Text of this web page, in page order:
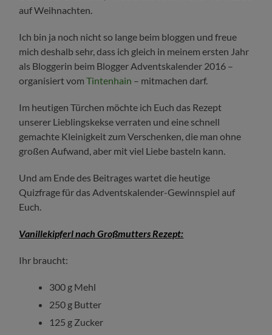
auf Weihnachten.
Ich bin ja noch nicht so lange beim bloggen und freue
mich deshalb sehr, dass ich gleich in meinem ersten Jahr
als Bloggerin beim Blogger Adventskalender 2016 –
organisiert vomTintenhain – mitmachen darf.
Im heutigen Türchen möchte ich Euch das Rezept
unserer Lieblingskekse verraten und eine schnell
gemachte Kleinigkeit zum Verschenken, die man ohne
großen Aufwand, aber mit viel Liebe basteln kann.
Und am Ende des Beitrages wartet die heutige
Quizfrage für das Adventskalender-Gewinnspiel auf
Euch.
Vanillekipferl nach Großmutters Rezept:
Ihr braucht:
300 g Mehl
250 g Butter
125 g Zucker